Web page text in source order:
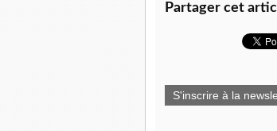
Partager cet
S'inscrire à la